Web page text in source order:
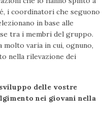
i coordinatori che seguono
in base alle
tra i membri del gruppo.
molto varia in cui, ognuno,
nella rilevazione dei
delle vostre
nei giovani nella